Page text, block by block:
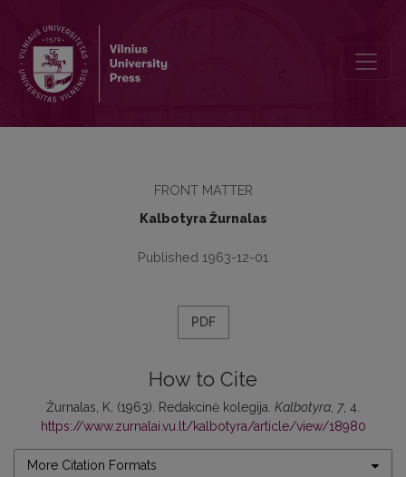
FRONT MATTER
Kalbotyra Žurnalas
Published 1963-12-01
PDF
How to Cite
Žurnalas, K. (1963). Redakcinė kolegija. Kalbotyra 7, 4.
https://www.zurnalai.vu.lt/kalbotyra/article/view/18980
More Citation Formats